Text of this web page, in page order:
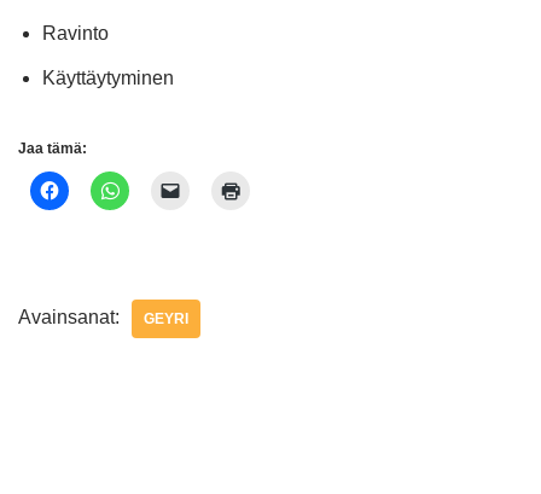
Ravinto
Käyttäytyminen
Jaa tämä:
Avainsanat: GEYRI